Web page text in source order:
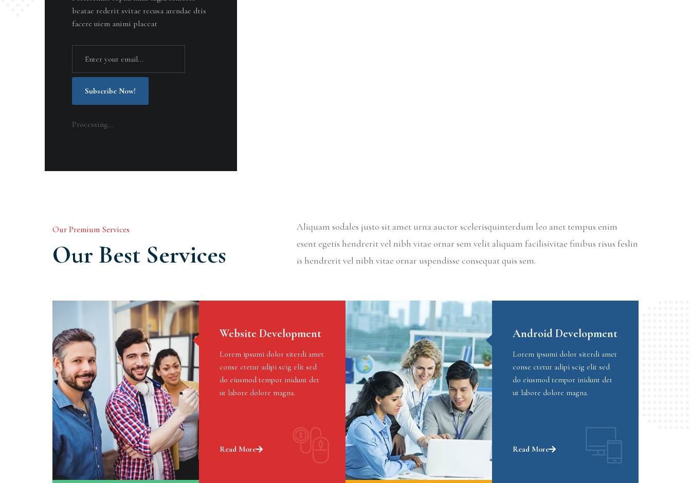
beatae rederit svitae recusa arendae dtis
facere uiem animi placeat
Subscribe Now!
Processing...
Our Premium Services
Our Best Services
Aliquam sodales justo sit amet urna auctor scelerisquinterdum leo anet tempus enim
esent egetis hendrerit vel nibh vitae ornar sem velit aliquam facilisivitae finibus risus feslin
is hendrerit vel nibh vitae ornar uspendisse consequat quis sem.
Website Development
Lorem ipsumi dolor siterdi amet
conse ctetur adipi scig elit sed
do eiusmod tempor inidunt det
ut labore dolore magna.
Read More
Android Development
Lorem ipsumi dolor siterdi amet
conse ctetur adipi scig elit sed
do eiusmod tempor inidunt det
ut labore dolore magna.
Read More